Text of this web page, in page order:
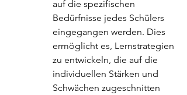
auf die spezifischen
Bedürfnisse jedes Schülers
eingegangen werden. Dies
ermöglicht es, Lernstrategien
zu entwickeln, die auf die
individuellen Stärken und
Schwächen zugeschnitten